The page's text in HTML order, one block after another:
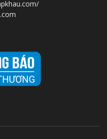
mềm, cứng, viên thuốc
động giá rẻ